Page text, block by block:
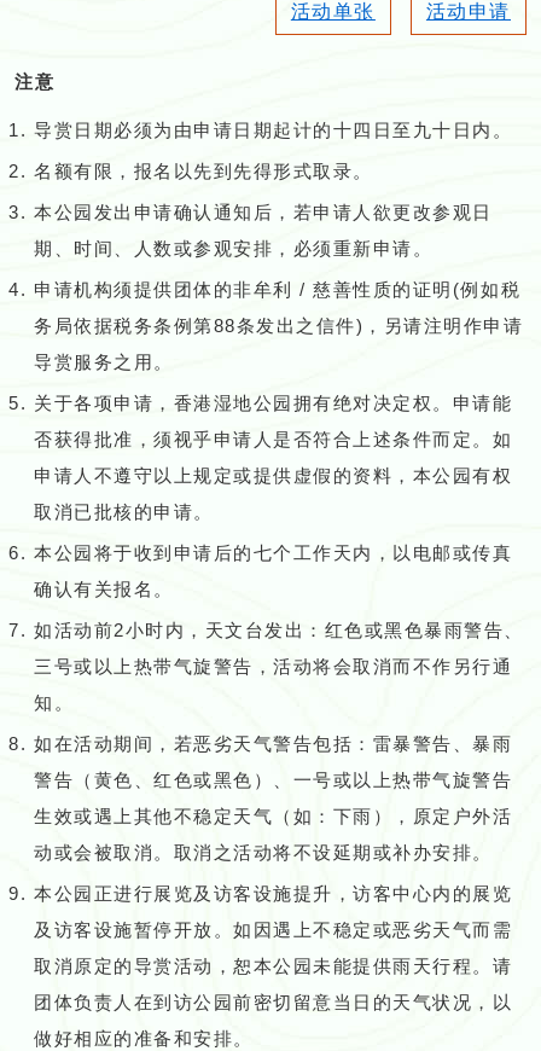
活动单张 活动申请
注意
导赏日期必须为由申请日期起计的十四日至九十日内。
名额有限，报名以先到先得形式取录。
本公园发出申请确认通知后，若申请人欲更改参观日
期、时间、人数或参观安排，必须重新申请。
申请机构须提供团体的非牟利 / 慈善性质的证明(例如税
务局依据税务条例第88条发出之信件)，另请注明作申请
导赏服务之用。
关于各项申请，香港湿地公园拥有绝对决定权。申请能
否获得批准，须视乎申请人是否符合上述条件而定。如
申请人不遵守以上规定或提供虚假的资料，本公园有权
取消已批核的申请。
本公园将于收到申请后的七个工作天内，以电邮或传真
确认有关报名。
如活动前2小时内，天文台发出：红色或黑色暴雨警告、
三号或以上热带气旋警告，活动将会取消而不作另行通
知。
如在活动期间，若恶劣天气警告包括：雷暴警告、暴雨
警告（黄色、红色或黑色）、一号或以上热带气旋警告
生效或遇上其他不稳定天气（如：下雨），原定户外活
动或会被取消。取消之活动将不设延期或补办安排。
本公园正进行展览及访客设施提升，访客中心内的展览
及访客设施暂停开放。如因遇上不稳定或恶劣天气而需
取消原定的导赏活动，恕本公园未能提供雨天行程。请
团体负责人在到访公园前密切留意当日的天气状况，以
做好相应的准备和安排。